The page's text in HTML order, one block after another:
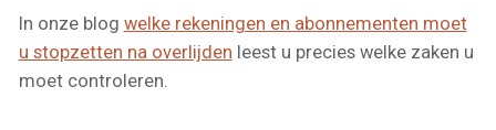
In onze blog welke rekeningen en abonnementen moet
u stopzetten na overlijden leest u precies welke zaken u
moet controleren.